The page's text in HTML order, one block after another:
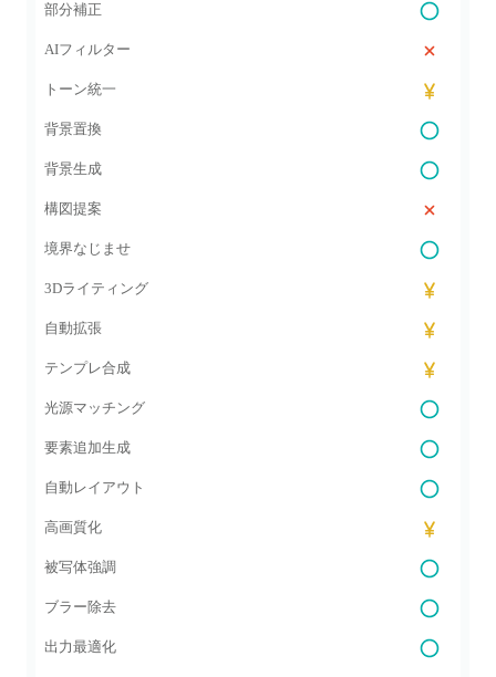
部分補正
AIフィルター
トーン統一
背景置換
背景生成
構図提案
境界なじませ
3Dライティング
自動拡張
テンプレ合成
光源マッチング
要素追加生成
自動レイアウト
高画質化
被写体強調
ブラー除去
出力最適化